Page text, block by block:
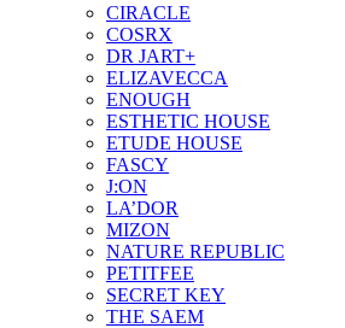
CIRACLE
COSRX
DR JART+
ELIZAVECCA
ENOUGH
ESTHETIC HOUSE
ETUDE HOUSE
FASCY
J:ON
LA’DOR
MIZON
NATURE REPUBLIC
PETITFEE
SEСRET KEY
THE SAEM